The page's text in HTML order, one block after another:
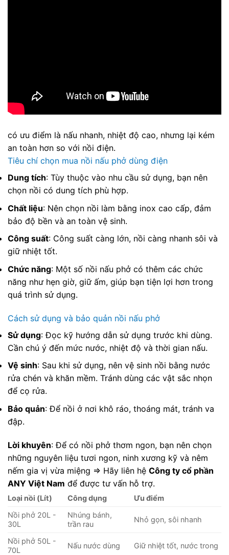
có ưu điểm là nấu nhanh, nhiệt độ cao, nhưng lại kém
an toàn hơn so với nồi điện.
Tiêu chí chọn mua nồi nấu phở dùng điện
Dung tích: Tùy thuộc vào nhu cầu sử dụng, bạn nên
chọn nồi có dung tích phù hợp.
Chất liệu: Nên chọn nồi làm bằng inox cao cấp, đảm
bảo độ bền và an toàn vệ sinh.
Công suất: Công suất càng lớn, nồi càng nhanh sôi và
giữ nhiệt tốt.
Chức năng: Một số nồi nấu phở có thêm các chức
năng như hẹn giờ, giữ ấm, giúp bạn tiện lợi hơn trong
quá trình sử dụng.
Cách sử dụng và bảo quản nồi nấu phở
Sử dụng: Đọc kỹ hướng dẫn sử dụng trước khi dùng.
Cần chú ý đến mức nước, nhiệt độ và thời gian nấu.
Vệ sinh: Sau khi sử dụng, nên vệ sinh nồi bằng nước
rửa chén và khăn mềm. Tránh dùng các vật sắc nhọn
để cọ rửa.
Bảo quản: Để nồi ở nơi khô ráo, thoáng mát, tránh va
đập.
Lời khuyên: Để có nồi phở thơm ngon, bạn nên chọn
những nguyên liệu tươi ngon, ninh xương kỹ và nêm
nếm gia vị vừa miệng => Hãy liên hệ Công ty cổ phần
ANY Việt Nam để được tư vấn hỗ trợ.
Loại nồi (Lít) Công dụng
Ưu điểm
Nồi phở 20L -
30L
Nhúng bánh,
trần rau
Nhỏ gọn, sôi nhanh
Nồi phở 50L -
70L
Nấu nước dùng Giữ nhiệt tốt, nước trong